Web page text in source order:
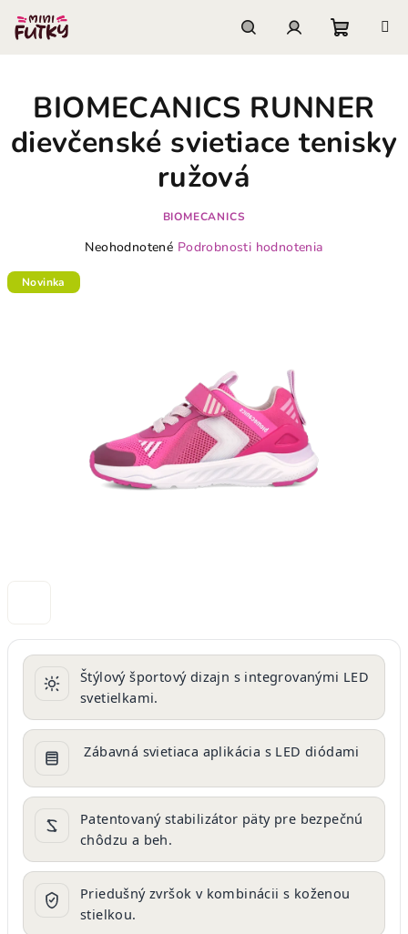
obsah
košík
Štýlový športový dizajn s integrovanými LED
svetielkami.
Zábavná svietiaca aplikácia s LED diódami
Patentovaný stabilizátor päty pre bezpečnú
chôdzu a beh.
Priedušný zvršok v kombinácii s koženou
stielkou.
BIOMECANICS RUNNER
dievčenské svietiace tenisky
ružová
BIOMECANICS
Priemerné
Neohodnotené Podrobnosti hodnotenia
Novinka